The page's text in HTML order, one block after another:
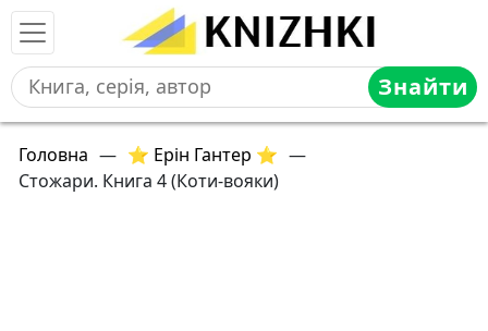
Знайти
Головна — ⭐ Ерін Гантер ⭐ —
Стожари. Книга 4 (Коти-вояки)